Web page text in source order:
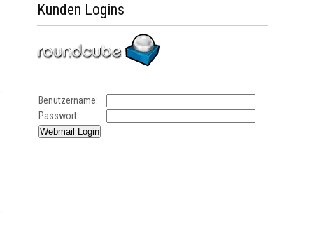
Kunden Logins
Benutzername:
Passwort: